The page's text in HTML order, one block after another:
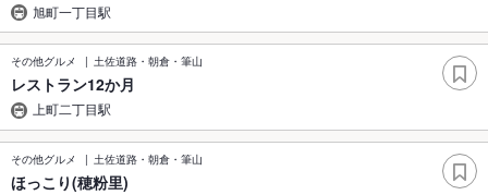
旭町一丁目駅
その他グルメ 土佐道路・朝倉・筆山
レストラン12か月
上町二丁目駅
その他グルメ 土佐道路・朝倉・筆山
ほっこり(穂粉里)